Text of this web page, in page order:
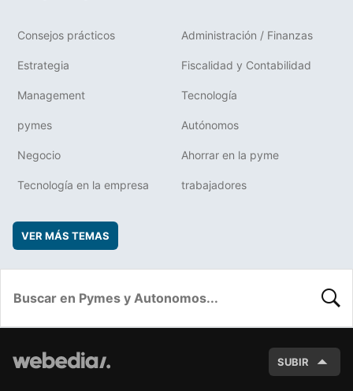
Consejos prácticos Administración / Finanzas
Estrategia Fiscalidad y Contabilidad
Management Tecnología
pymes Autónomos
Negocio Ahorrar en la pyme
Tecnología en la empresa trabajadores
VER MÁS TEMAS
SUBIR